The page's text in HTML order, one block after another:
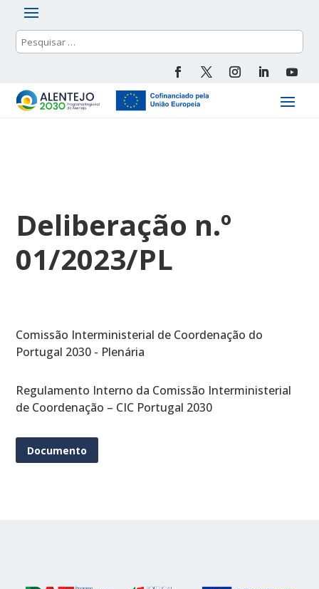
Deliberação n.º
01/2023/PL
Comissão Interministerial de Coordenação do
Portugal 2030 - Plenária
Regulamento Interno da Comissão Interministerial
de Coordenação – CIC Portugal 2030
Documento